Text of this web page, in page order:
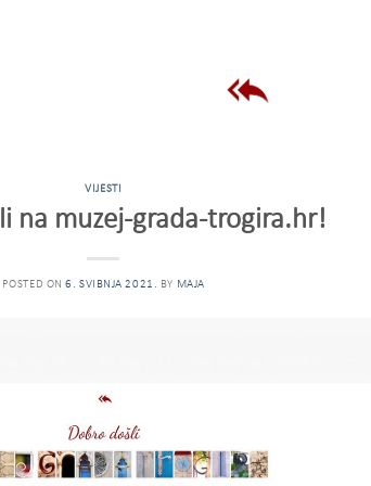
VIJESTI
na muzej-grada-trogira.hr!
POSTED ON6. SVIBNJA 2021. BY MAJA